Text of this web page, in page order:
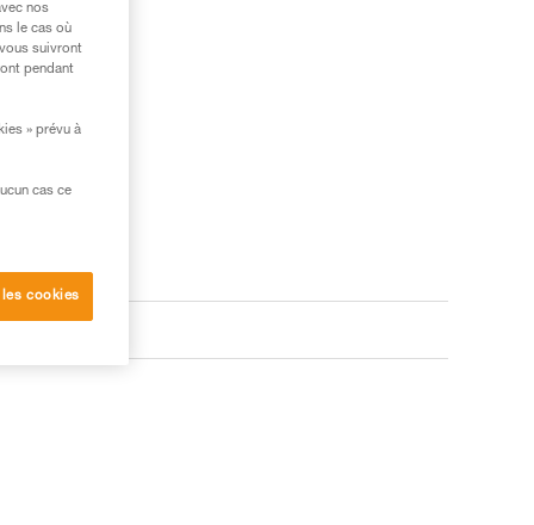
nos
le cas où
suivront
pendant
» prévu à
cas ce
cookies